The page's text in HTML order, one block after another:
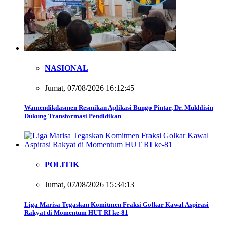
NASIONAL
Jumat, 07/08/2026 16:12:45
Wamendikdasmen Resmikan Aplikasi Bungo Pintar, Dr. Mukhlisin
Dukung Transformasi Pendidikan
POLITIK
Jumat, 07/08/2026 15:34:13
Liga Marisa Tegaskan Komitmen Fraksi Golkar Kawal Aspirasi
Rakyat di Momentum HUT RI ke-81